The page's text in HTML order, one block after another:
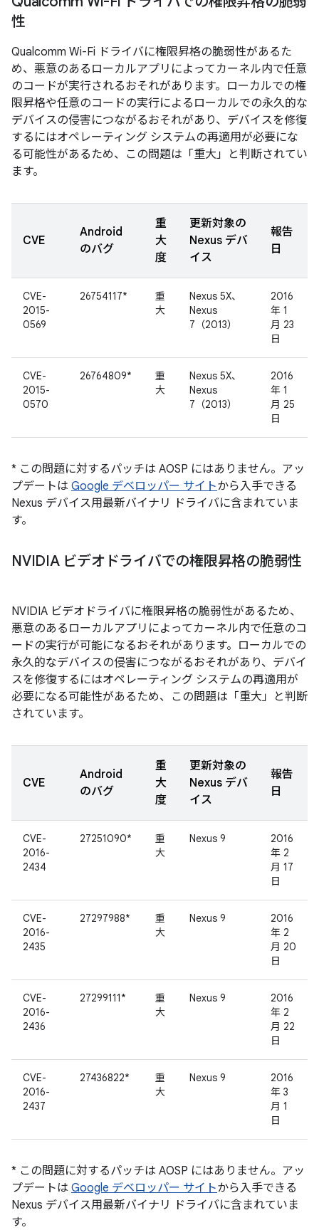
性
Qualcomm Wi-Fi ドライバに権限昇格の脆弱性があるた
め、悪意のあるローカルアプリによってカーネル内で任意
のコードが実行されるおそれがあります。ローカルでの権
限昇格や任意のコードの実行によるローカルでの永久的な
デバイスの侵害につながるおそれがあり、デバイスを修復
するにはオペレーティング システムの再適用が必要にな
る可能性があるため、この問題は「重大」と判断されてい
ます。
CVE
Android
のバグ
重
大
度
更新対象の
Nexus デバ
イス
報告
日
CVE-
2015-
0569
26754117*
重
大
Nexus 5X、
Nexus
7（2013）
2016
年 1
月 23
日
CVE-
2015-
0570
26764809*
重
大
Nexus 5X、
Nexus
7（2013）
2016
年 1
月 25
日
* この問題に対するパッチは AOSP にはありません。アッ
プデートは Google デベロッパー サイトから入手できる
Nexus デバイス用最新バイナリ ドライバに含まれていま
す。
NVIDIA ビデオドライバでの権限昇格の脆弱性
NVIDIA ビデオドライバに権限昇格の脆弱性があるため、
悪意のあるローカルアプリによってカーネル内で任意のコ
ードの実行が可能になるおそれがあります。ローカルでの
永久的なデバイスの侵害につながるおそれがあり、デバイ
スを修復するにはオペレーティング システムの再適用が
必要になる可能性があるため、この問題は「重大」と判断
されています。
CVE
Android
のバグ
重
大
度
更新対象の
Nexus デバ
イス
報告
日
CVE-
2016-
2434
27251090*
重
大
Nexus 9
2016
年 2
月 17
日
CVE-
2016-
2435
27297988*
重
大
Nexus 9
2016
年 2
月 20
日
CVE-
2016-
2436
27299111*
重
大
Nexus 9
2016
年 2
月 22
日
CVE-
2016-
2437
27436822*
重
大
Nexus 9
2016
年 3
月 1
日
* この問題に対するパッチは AOSP にはありません。アッ
プデートは Google デベロッパー サイトから入手できる
Nexus デバイス用最新バイナリ ドライバに含まれていま
す。